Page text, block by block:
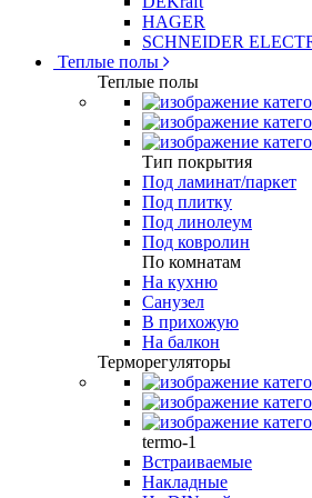
HAGER
SCHNEIDER
Теплые полы
Теплые полы
Тип покрытия
Под ламинат/паркет
Под плитку
Под линолеум
Под ковролин
По комнатам
На кухню
Санузел
В прихожую
На балкон
Терморегуляторы
termo-1
Встраиваемые
Накладные